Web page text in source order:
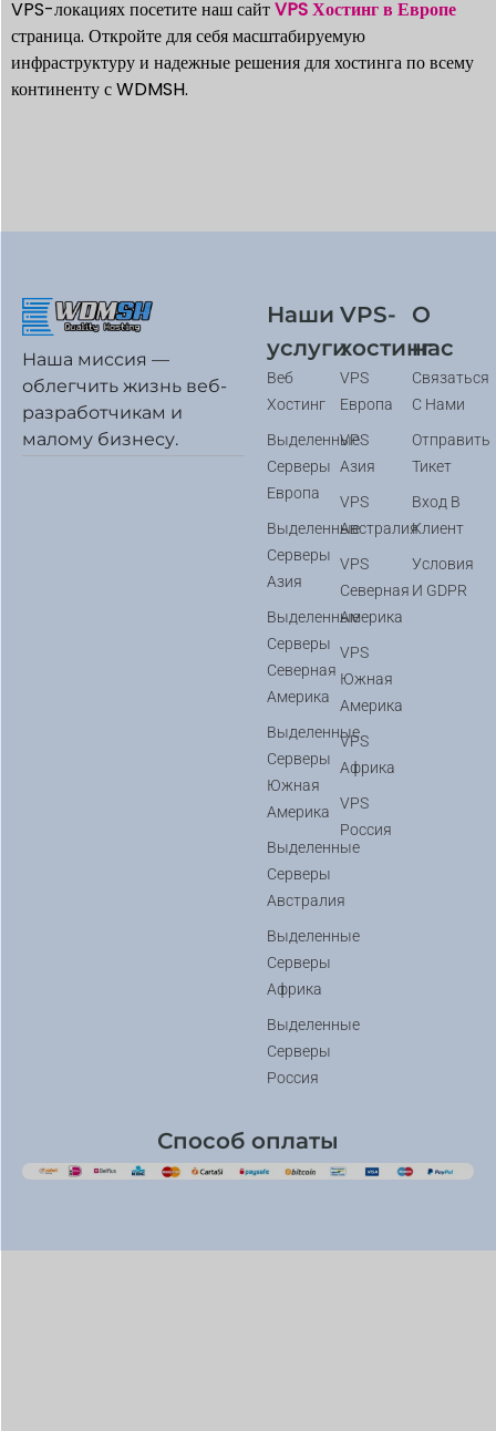
VPS-локациях посетите наш сайтVPS Хостинг в Европе
страница. Откройте для себя масштабируемую
инфраструктуру и надежные решения для хостинга по всему
континенту с WDMSH.
Наша миссия —
облегчить жизнь веб-
разработчикам и
малому бизнесу.
Наши
услуги
Веб
Хостинг
Выделенные
Серверы
Европа
Выделенные
Серверы
Азия
Выделенные
Серверы
Северная
Америка
Выделенные
Серверы
Южная
Америка
Выделенные
Серверы
Австралия
Выделенные
Серверы
Африка
Выделенные
Серверы
Россия
VPS-
хостинг
VPS
Европа
VPS
Азия
VPS
Австралия
VPS
Северная
Америка
VPS
Южная
Америка
VPS
Африка
VPS
Россия
О
нас
Связаться
С Нами
Отправить
Тикет
Вход В
Клиент
Условия
И GDPR
Способ оплаты